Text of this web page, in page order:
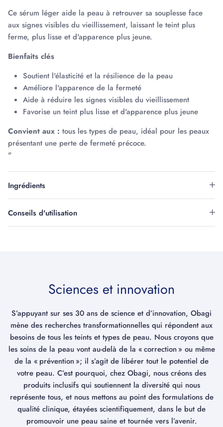
Ce sérum léger aide la peau à retrouver sa souplesse face
aux signes visibles du vieillissement, laissant le teint plus
ferme, plus lisse et d'apparence plus jeune.
Bienfaits clés
Soutient l'élasticité et la résilience de la peau
Améliore l'apparence de la fermeté
Aide à réduire les signes visibles du vieillissement
Favorise un teint plus lisse et d'apparence plus jeune
Convient aux : tous les types de peau, idéal pour les peaux
présentant une perte de fermeté précoce.
"
Ingrédients
Conseils d'utilisation
Sciences et innovation
S’appuyant sur ses 30 ans de science et d’innovation, Obagi
mène des recherches transformationnelles qui répondent aux
besoins de tous les teints et types de peau. Nous croyons que
les soins de la peau vont au-delà de la « correction » ou même
de la « prévention »; il s’agit de libérer tout le potentiel de
votre peau. C’est pourquoi, chez Obagi, nous créons des
produits inclusifs qui soutiennent la diversité qui nous
représente tous, et nous mettons au point des formulations de
qualité clinique, étayées scientifiquement, dans le but de
promouvoir une peau saine et tournée vers l’avenir.